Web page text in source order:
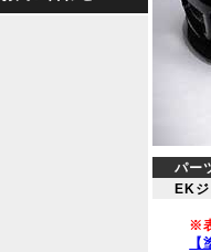
パー
EK
※表